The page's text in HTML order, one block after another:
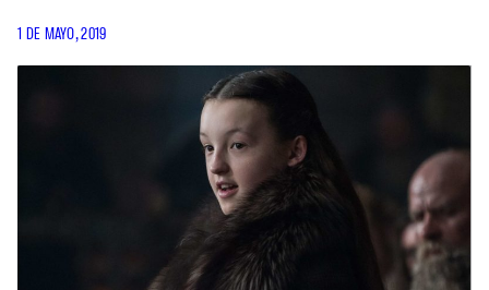
1 DE MAYO, 2019